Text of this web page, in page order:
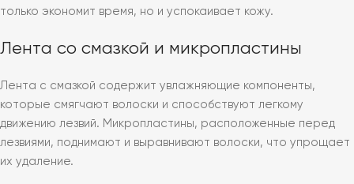
только экономит время, но и успокаивает кожу.
Лента со смазкой и микропластины
Лента с смазкой содержит увлажняющие компоненты,
которые смягчают волоски и способствуют легкому
движению лезвий. Микропластины, расположенные перед
лезвиями, поднимают и выравнивают волоски, что упрощает
их удаление.